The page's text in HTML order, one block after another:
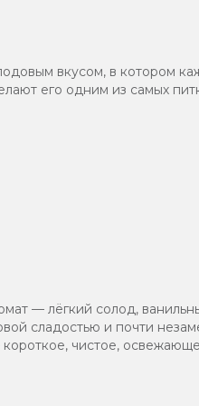
вкусом, в котором
его одним из самых
— лёгкий солод,
сладостью и почти
чистое,